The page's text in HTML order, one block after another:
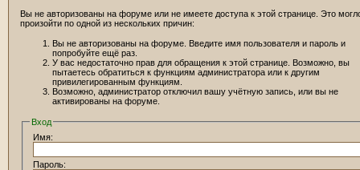
Вы не авторизованы на форуме или не имеете доступа к этой странице. Это
произойти по одной из нескольких причин:
Вы не авторизованы на форуме. Введите имя пользователя и пароль и
попробуйте ещё раз.
У вас недостаточно прав для обращения к этой странице. Возможно, вы
пытаетесь обратиться к функциям администратора или к другим
привилегированным функциям.
Возможно, администратор отключил вашу учётную запись, или вы не
активированы на форуме.
Вход
Имя:
Пароль: